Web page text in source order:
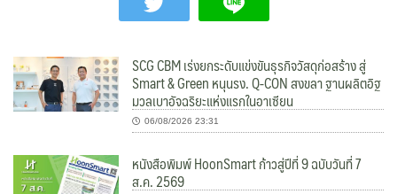
SCG CBM เร่งยกระดับแข่งขันธุรกิจวัสดุก่อสร้าง สู่
Smart & Green หนุนรง. Q-CON สงขลา ฐานผลิตอิฐ
มวลเบาอัจฉริยะแห่งแรกในอาเซียน
06/08/2026 23:31
หนังสือพิมพ์ HoonSmart ก้าวสู่ปีที่ 9 ฉบับวันที่ 7
ส.ค. 2569